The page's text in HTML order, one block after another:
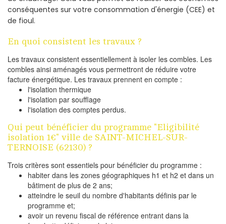
conséquentes sur votre consommation d'énergie (CEE) et
de fioul.
En quoi consistent les travaux ?
Les travaux consistent essentiellement à isoler les combles. Les
combles ainsi aménagés vous permettront de réduire votre
facture énergétique. Les travaux prennent en compte :
l'isolation thermique
l'isolation par soufflage
l'isolation des comptes perdus.
Qui peut bénéficier du programme "Eligibilité
isolation 1€" ville de SAINT-MICHEL-SUR-
TERNOISE (62130) ?
Trois critères sont essentiels pour bénéficier du programme :
habiter dans les zones géographiques h1 et h2 et dans un
bâtiment de plus de 2 ans;
atteindre le seuil du nombre d'habitants définis par le
programme et;
avoir un revenu fiscal de référence entrant dans la